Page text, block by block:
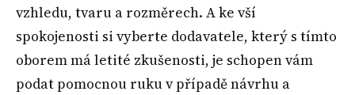
vzhledu, tvaru a rozměrech. A ke vší
spokojenosti si vyberte dodavatele, který s tímto
oborem má letité zkušenosti, je schopen vám
podat pomocnou ruku v případě návrhu a